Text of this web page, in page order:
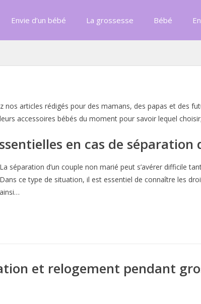
Envie d’un bébé La grossesse Bébé
nos articles rédigés pour des mamans, des papas et des
accessoires bébés du moment pour savoir lequel
en cas de
La séparation d’un couple non marié peut s’avérer difficile
Dans ce type de situation, il est essentiel de connaître les
ainsi…
et relogement pendant